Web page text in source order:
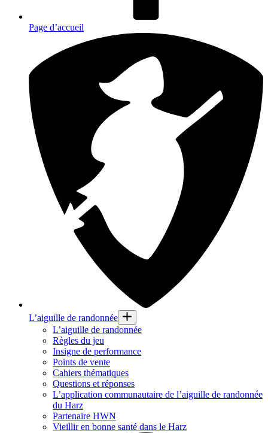
Page d’accueil
L’aiguille de randonnée
L’aiguille de randonnée
Règles du jeu
Insigne de performance
Points de vente
Cahiers thématiques
Questions et réponses
L’application communautaire de l’aiguille de randonnée
du Harz
Partenaire HWN
Vieillir en bonne santé dans le Harz